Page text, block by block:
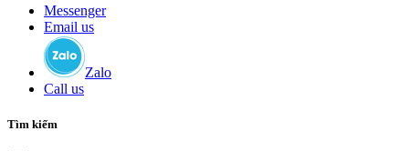
Messenger
Email us
Zalo
Call us
Tìm kiếm